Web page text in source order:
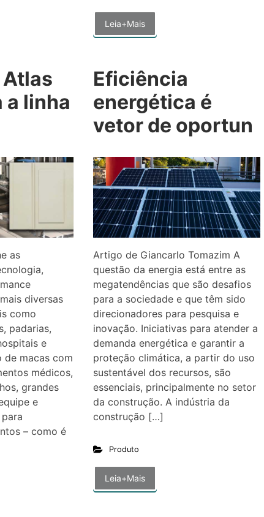
Leia+Mais
a linha
as
diversas
como
padarias,
e
de macas com
médicos,
grandes
e
– como é
Eficiência
energética é
vetor de oportun
Artigo de Giancarlo Tomazim A
questão da energia está entre as
megatendências que são desafios
para a sociedade e que têm sido
direcionadores para pesquisa e
inovação. Iniciativas para atender a
demanda energética e garantir a
proteção climática, a partir do uso
sustentável dos recursos, são
essenciais, principalmente no setor
da construção. A indústria da
construção […]
Produto
Leia+Mais